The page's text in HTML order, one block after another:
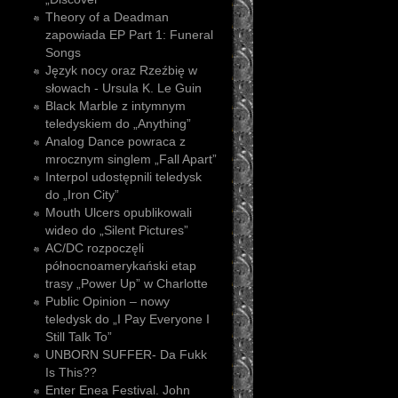
Theory of a Deadman
zapowiada EP Part 1: Funeral
Songs
Język nocy oraz Rzeźbię w
słowach - Ursula K. Le Guin
Black Marble z intymnym
teledyskiem do „Anything”
Analog Dance powraca z
mrocznym singlem „Fall Apart”
Interpol udostępnili teledysk
do „Iron City”
Mouth Ulcers opublikowali
wideo do „Silent Pictures”
AC/DC rozpoczęli
północnoamerykański etap
trasy „Power Up” w Charlotte
Public Opinion – nowy
teledysk do „I Pay Everyone I
Still Talk To”
UNBORN SUFFER- Da Fukk
Is This??
Enter Enea Festival. John